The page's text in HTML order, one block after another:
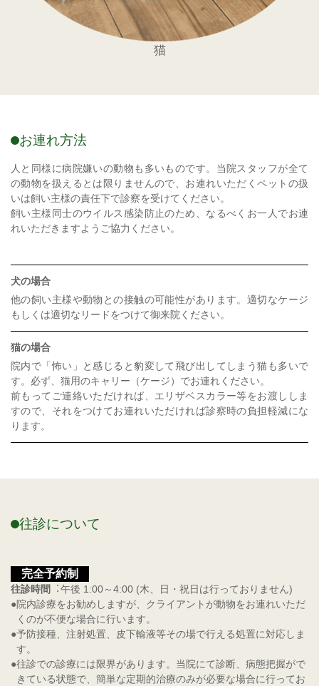
猫
お連れ方法
人と同様に病院嫌いの動物も多いものです。当院スタッフが全て
の動物を扱えるとは限りませんので、お連れいただくペットの扱
いは飼い主様の責任下で診察を受けてください。
飼い主様同士のウイルス感染防止のため、なるべくお一人でお連
れいただきますようご協力ください。
犬の場合
他の飼い主様や動物との接触の可能性があります。適切なケージ
もしくは適切なリードをつけて御来院ください。
猫の場合
院内で「怖い」と感じると豹変して飛び出してしまう猫も多いで
す。必ず、猫用のキャリー（ケージ）でお連れください。
前もってご連絡いただければ、エリザベスカラー等をお渡ししま
すので、それをつけてお連れいただければ診察時の負担軽減にな
ります。
往診について
完全予約制
往診時間
︓午後 1:00～4:00 (木、日・祝日は行っておりません)
院内診療をお勧めしますが、クライアントが動物をお連れいただ
くのが不便な場合に行います。
予防接種、注射処置、皮下輸液等その場で行える処置に対応しま
す。
往診での診療には限界があります。当院にて診断、病態把握がで
きている状態で、簡単な定期的治療のみが必要な場合に行ってお